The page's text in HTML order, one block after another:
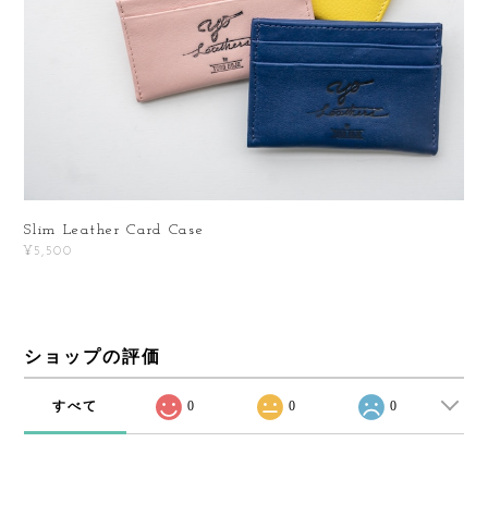
Slim Leather Card Case
¥5,500
ショップの評価
すべて 0 0 0